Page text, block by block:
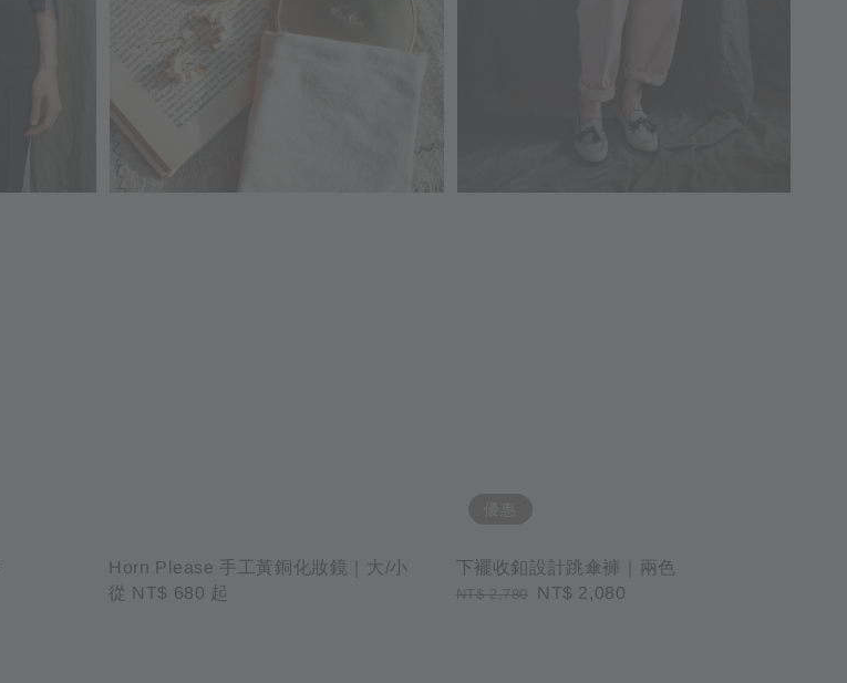
Horn Please 手工黃銅化妝鏡｜大/小
Regular
從 NT$ 680 起
下襬收釦設計跳傘褲｜兩色
Regular
NT$ 2,780
Sale
NT$ 2,080